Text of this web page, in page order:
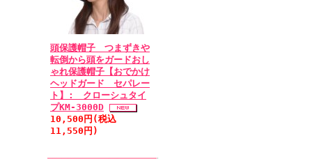
頭保護帽子 つまずきや
転倒から頭をガードおし
ゃれ保護帽子【おでかけ
ヘッドガード セパレー
ト】: クローシュタイ
プKM-3000D
10,500円(税込
11,550円)